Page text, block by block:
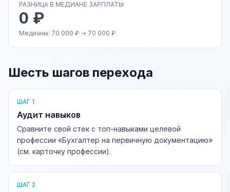
РАЗНИЦА В МЕДИАНЕ ЗАРПЛАТЫ
0 ₽
Медианы: 70 000 ₽ → 70 000 ₽
Шесть шагов перехода
ШАГ 1
Аудит навыков
Сравните свой стек с топ-навыками целевой
профессии «Бухгалтер на первичную документацию»
(см. карточку профессии).
ШАГ 2